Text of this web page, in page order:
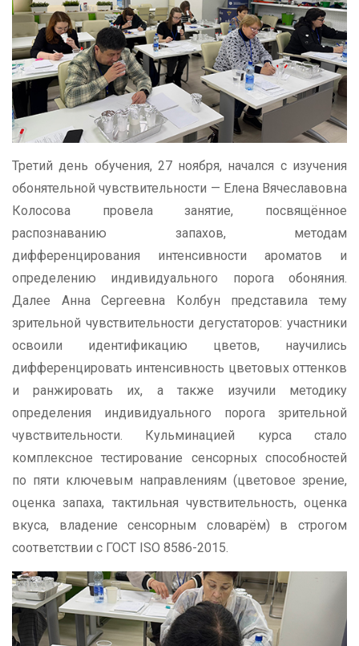
Третий день обучения, 27 ноября, начался с изучения
обонятельной чувствительности — Елена Вячеславовна
Колосова провела занятие, посвящённое
распознаванию запахов, методам
дифференцирования интенсивности ароматов и
определению индивидуального порога обоняния.
Далее Анна Сергеевна Колбун представила тему
зрительной чувствительности дегустаторов: участники
освоили идентификацию цветов, научились
дифференцировать интенсивность цветовых оттенков
и ранжировать их, а также изучили методику
определения индивидуального порога зрительной
чувствительности. Кульминацией курса стало
комплексное тестирование сенсорных способностей
по пяти ключевым направлениям (цветовое зрение,
оценка запаха, тактильная чувствительность, оценка
вкуса, владение сенсорным словарём) в строгом
соответствии с ГОСТ ISO 8586-2015.